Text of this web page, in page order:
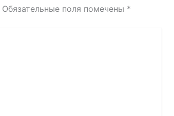
Обязательные поля помечены *